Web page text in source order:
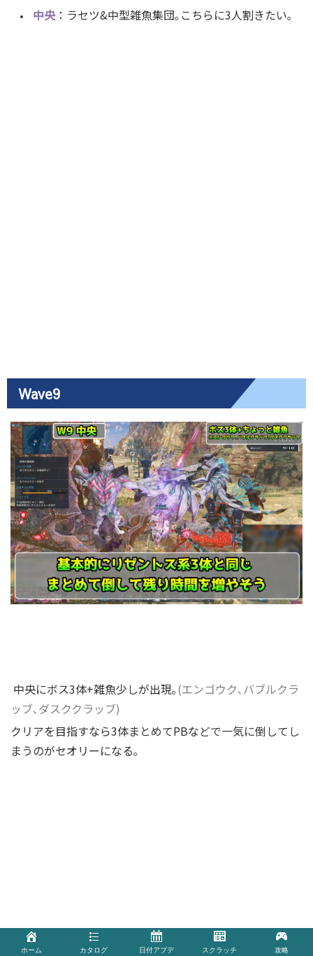
中央：ラセツ&中型雑魚集団｡こちらに3人割きたい｡
Wave9
中央にボス3体+雑魚少しが出現｡(エンゴウク､バブルクラ
ッブ､ダスククラッブ)
クリアを目指すなら3体まとめてPBなどで一気に倒してし
まうのがセオリーになる｡
ホーム カタログ 日付アプデ スクラッチ 攻略